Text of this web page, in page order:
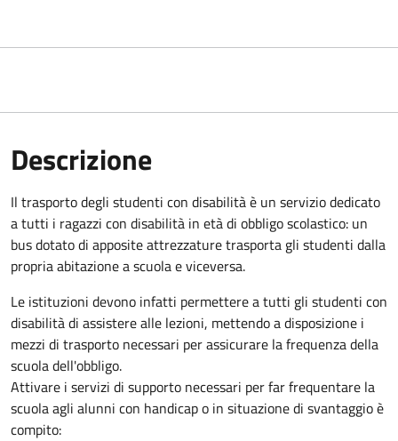
Descrizione
Il trasporto degli studenti con disabilità è un servizio dedicato
a tutti i ragazzi con disabilità in età di obbligo scolastico: un
bus dotato di apposite attrezzature trasporta gli studenti dalla
propria abitazione a scuola e viceversa.
Le istituzioni devono infatti permettere a tutti gli studenti con
disabilità di assistere alle lezioni, mettendo a disposizione i
mezzi di trasporto necessari per assicurare la frequenza della
scuola dell'obbligo.
Attivare i servizi di supporto necessari per far frequentare la
scuola agli alunni con handicap o in situazione di svantaggio è
compito: